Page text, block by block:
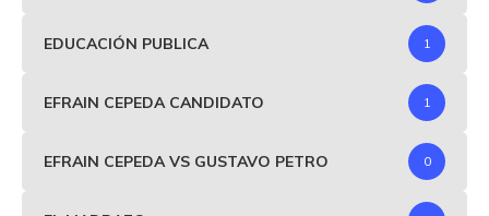
EDUCACIÓN PUBLICA 1
EFRAIN CEPEDA CANDIDATO 1
EFRAIN CEPEDA VS GUSTAVO PETRO 0